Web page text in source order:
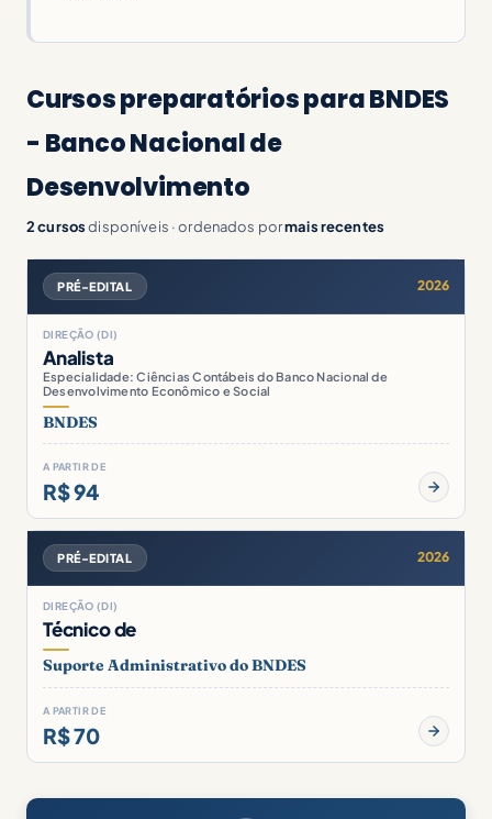
Cursos preparatórios para BNDES
- Banco Nacional de
Desenvolvimento
2 cursosdisponíveis · ordenados pormais recentes
PRÉ-EDITAL 2026
DIREÇÃO (DI)
Analista
Especialidade: Ciências Contábeis do Banco Nacional de
Desenvolvimento Econômico e Social
BNDES
A PARTIR DE
R$ 94
PRÉ-EDITAL 2026
DIREÇÃO (DI)
Técnico de
Suporte Administrativo do BNDES
A PARTIR DE
R$ 70